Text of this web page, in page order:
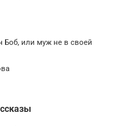
Боб, или муж не в своей